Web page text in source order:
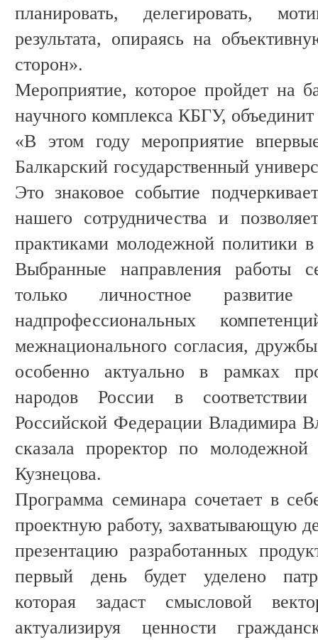
планировать, делегировать,
результата, опираясь на
сторон».
Мероприятие, которое пройдет на
научного комплекса КБГУ,
«В этом году мероприятие
Балкарский государственный
Это знаковое событие
нашего сотрудничества и
практиками молодежной политики
Выбранные направления работы
только личностное развитие
надпрофессиональных
межнационального согласия,
особенно актуально в рамках
народов России в
Российской Федерации Владимира
сказала проректор по
Кузнецова.
Программа семинара сочетает в
проектную работу, захватывающую
презентацию разработанных
первый день будет уделено
которая задаст смысловой
актуализируя ценности